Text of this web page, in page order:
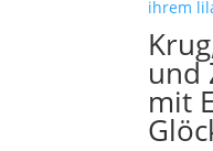
und
mit